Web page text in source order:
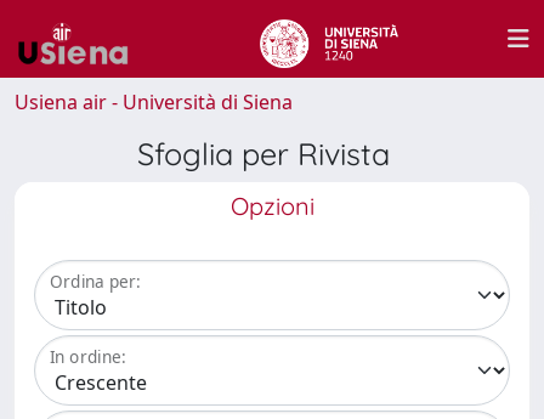
Usiena air - Università di Siena
Sfoglia per Rivista
Opzioni
Ordina per:
In ordine: